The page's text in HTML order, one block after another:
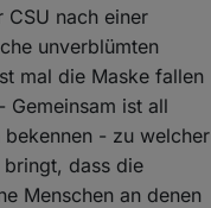
CSU nach einer
unverblümten
mal die Maske fallen
Gemeinsam ist all
- zu welcher
dass die
Menschen an denen